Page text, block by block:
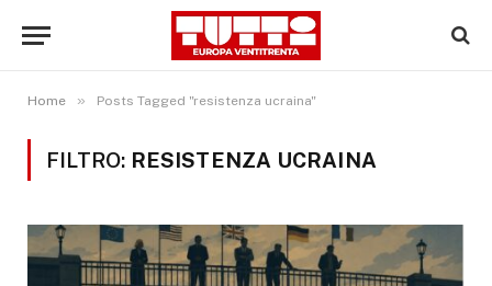
Home » Posts Tagged "resistenza ucraina"
FILTRO: RESISTENZA UCRAINA